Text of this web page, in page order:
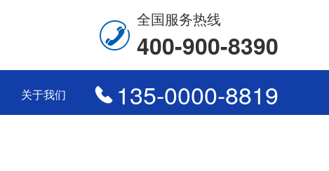
全国服务热线
400-900-8390
关于我们 135-0000-8819